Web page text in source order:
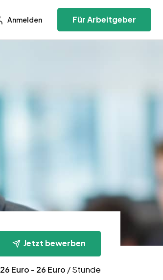
Anmelden Für Arbeitgeber
Jetzt bewerben
26 Euro - 26 Euro / Stunde